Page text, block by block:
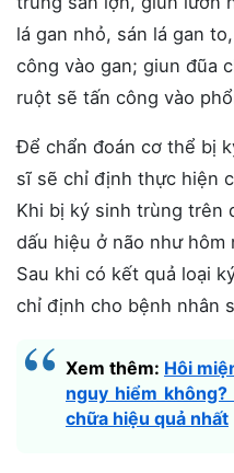
lá gan nhỏ, sán lá gan
công vào gan; giun đũa
ruột sẽ tấn công vào
Để chẩn đoán cơ thể bị
sĩ sẽ chỉ định thực hiện
Khi bị ký sinh trùng trên
dấu hiệu ở não như
Sau khi có kết quả loại
chỉ định cho bệnh nhân
Xem thêm: Hôi
nguy hiểm
chữa hiệu quả nhất